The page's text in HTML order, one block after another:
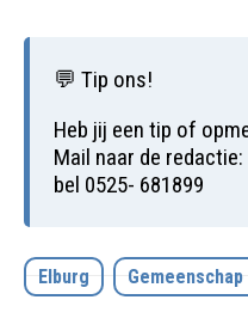
💬 Tip ons!
Heb jij een tip of
Mail naar de redactie:
bel 0525- 681899
Elburg